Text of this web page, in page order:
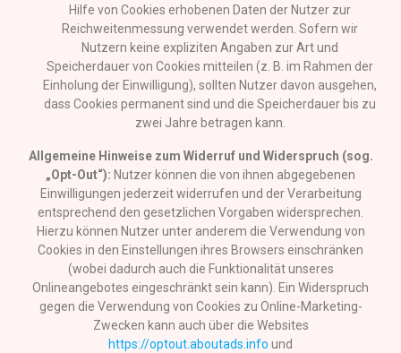
Hilfe von Cookies erhobenen Daten der Nutzer zur
Reichweitenmessung verwendet werden. Sofern wir
Nutzern keine expliziten Angaben zur Art und
Speicherdauer von Cookies mitteilen (z. B. im Rahmen der
Einholung der Einwilligung), sollten Nutzer davon ausgehen,
dass Cookies permanent sind und die Speicherdauer bis zu
zwei Jahre betragen kann.
Allgemeine Hinweise zum Widerruf und Widerspruch (sog.
„Opt-Out“): Nutzer können die von ihnen abgegebenen
Einwilligungen jederzeit widerrufen und der Verarbeitung
entsprechend den gesetzlichen Vorgaben widersprechen.
Hierzu können Nutzer unter anderem die Verwendung von
Cookies in den Einstellungen ihres Browsers einschränken
(wobei dadurch auch die Funktionalität unseres
Onlineangebotes eingeschränkt sein kann). Ein Widerspruch
gegen die Verwendung von Cookies zu Online-Marketing-
Zwecken kann auch über die Websites
https://optout.aboutads.info und